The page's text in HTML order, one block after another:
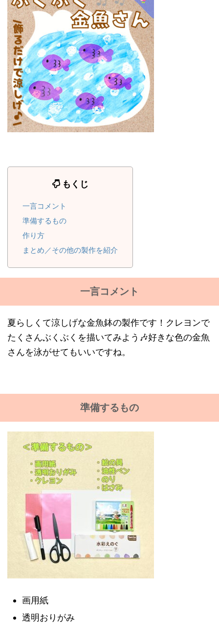
もくじ
一言コメント
準備するもの
作り方
まとめ／その他の製作を紹介
一言コメント
夏らしくて涼しげな金魚鉢の製作です！クレヨンで
たくさんぶくぶくを描いてみよう🎶好きな色の金魚
さんを泳がせてもいいですね。
準備するもの
画用紙
透明おりがみ